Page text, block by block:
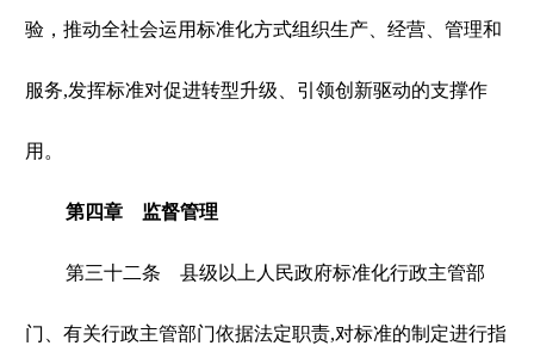
验，推动全社会运用标准化方式组织生产、经营、管理和
服务,发挥标准对促进转型升级、引领创新驱动的支撑作
用。
第四章 监督管理
第三十二条 县级以上人民政府标准化行政主管部
门、有关行政主管部门依据法定职责,对标准的制定进行指